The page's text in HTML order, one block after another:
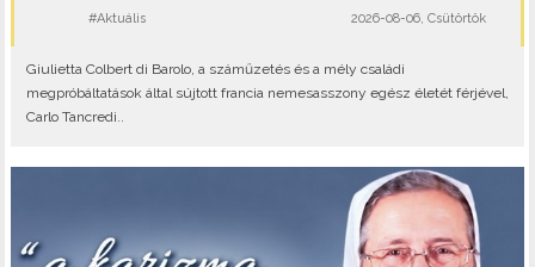
#Aktuális 2026-08-06, Csütörtök
Giulietta Colbert di Barolo, a száműzetés és a mély családi
megpróbáltatások által sújtott francia nemesasszony egész életét férjével,
Carlo Tancredi..